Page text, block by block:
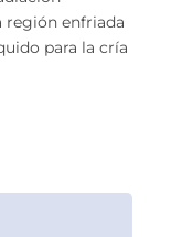
región enfriada
para la cría